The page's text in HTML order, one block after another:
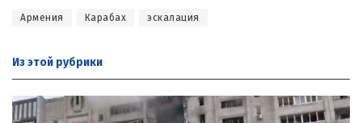
Армения Карабах эскалация
Из этой рубрики